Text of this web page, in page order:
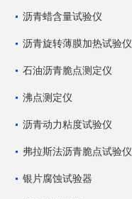
沥青蜡含量试验仪
沥青旋转薄膜加热试验仪
石油沥青脆点测定仪
沸点测定仪
沥青动力粘度试验仪
弗拉斯法沥青脆点试验仪
银片腐蚀试验器